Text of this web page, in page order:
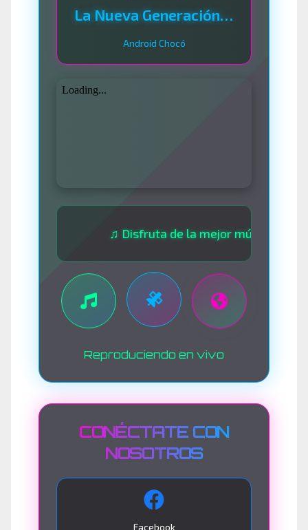
La Nueva Generación Del Sistema
Android Chocó
♫ Disfruta de la mejor música las 24
Reproduciendo en vivo
CONÉCTATE CON
NOSOTROS
Facebook